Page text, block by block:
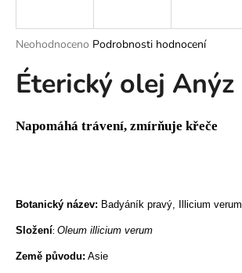
Průměrné
produktu
je
z
5
Neohodnoceno Podrobnosti hodnocení
Éterický olej Anýz
Napomáhá trávení, zmírňuje křeče
Botanický název: Badyáník pravý, Illicium verum
Složení: Oleum illicium verum
Země původu: Asie
j
t
D